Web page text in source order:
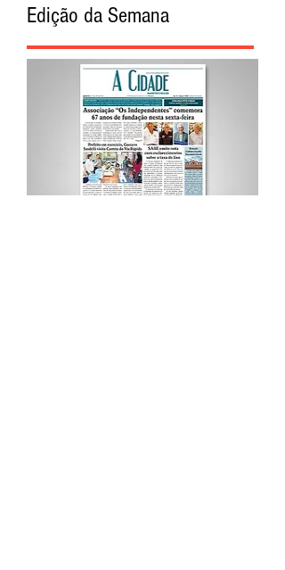
Edição da Semana